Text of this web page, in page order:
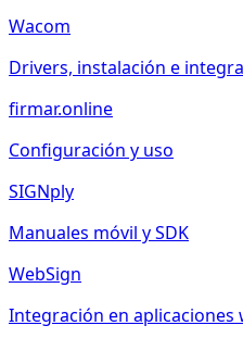
Wacom
Drivers, instalación e
firmar.online
Configuración y uso
SIGNply
Manuales móvil y SDK
WebSign
Integración en aplicaciones